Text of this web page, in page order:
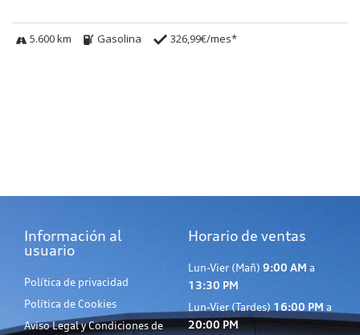
5.600 km Gasolina 326,99€/mes*
Información al
usuario
Política de privacidad
Política de Cookies
Aviso Legal y Condiciones de
Horario de ventas
Lun-Vier (Mañ) 9:00 AM a
13:30 PM
Lun-Vier (Tardes) 16:00 PM a
20:00 PM